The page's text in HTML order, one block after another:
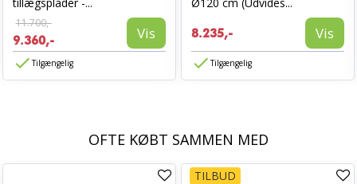
11.700,-
9.360,- Vis
Tilgængelig
8.235,- Vis
Tilgængelig
OFTE KØBT SAMMEN MED
TILBUD